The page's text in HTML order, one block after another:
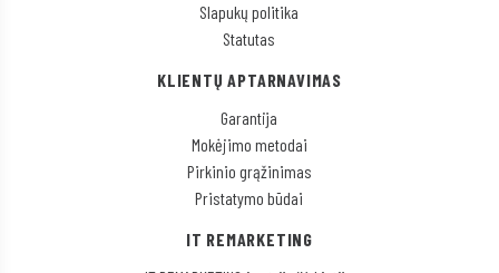
Slapukų politika
Statutas
KLIENTŲ APTARNAVIMAS
Garantija
Mokėjimo metodai
Pirkinio grąžinimas
Pristatymo būdai
IT REMARKETING